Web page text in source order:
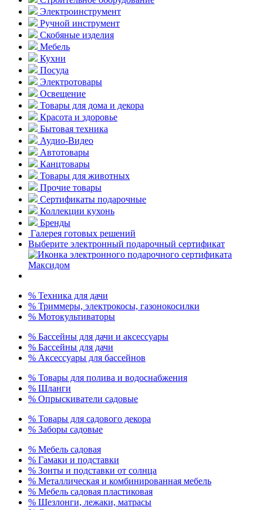
Электроинструмент
Ручной инструмент
Скобяные изделия
Мебель
Кухни
Посуда
Электротовары
Освещение
Товары для дома и декора
Красота и здоровье
Бытовая техника
Аудио-Видео
Автотовары
Канцтовары
Товары для животных
Прочие товары
Сертификаты подарочные
Коллекции кухонь
Бренды
Галерея готовых решений
Выберите электронный подарочный сертификат
% Техника для дачи
% Триммеры, электрокосы, газонокосилки
% Мотокультиваторы
% Бассейны для дачи и аксессуары
% Бассейны для дачи
% Аксессуары для бассейнов
% Товары для полива и водоснабжения
% Шланги
% Опрыскиватели садовые
% Товары для садового декора
% Заборы садовые
% Мебель садовая
% Гамаки и подставки
% Зонты и подставки от солнца
% Металлическая и комбинированная мебель
% Мебель садовая пластиковая
% Шезлонги, лежаки, матрасы